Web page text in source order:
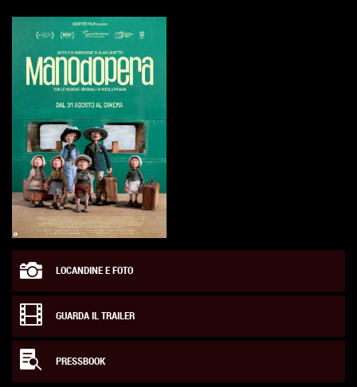
LOCANDINE E FOTO
GUARDA IL TRAILER
PRESSBOOK